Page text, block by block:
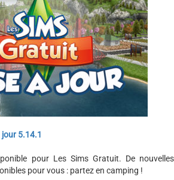
5.14.1
pour Les Sims Gratuit. De nouvelles
pour vous : partez en camping !